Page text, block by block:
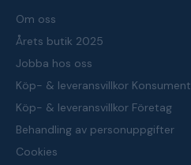
Om oss
Årets butik 2025
Jobba hos oss
Köp- & leveransvillkor Konsument
Köp- & leveransvillkor Företag
Behandling av personuppgifter
Cookies